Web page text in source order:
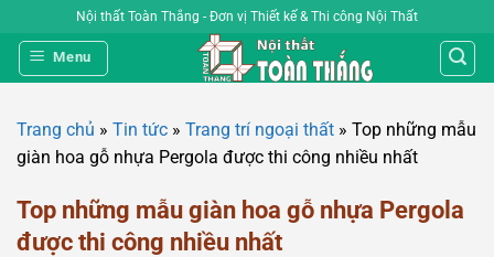
qua
nội
Nội thất Toàn Thắng - Đơn vị Thiết kế & Thi công Nội Thất
Menu
Trang chủ » Tin tức » Trang trí ngoại thất » Top những mẫu
giàn hoa gỗ nhựa Pergola được thi công nhiều nhất
Top những mẫu giàn hoa gỗ nhựa Pergola
được thi công nhiều nhất